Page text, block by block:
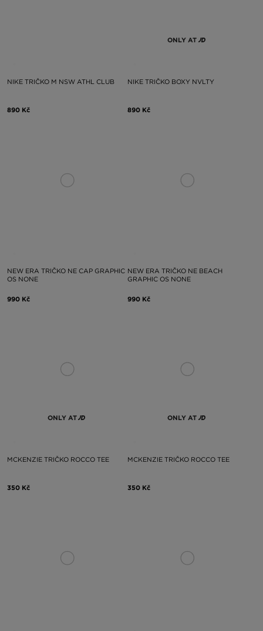
NIKE TRIČKO M NSW ATHL CLUB
890 Kč
ONLY AT
NIKE TRIČKO BOXY NVLTY
890 Kč
NEW ERA TRIČKO NE CAP GRAPHIC
OS NONE
990 Kč
NEW ERA TRIČKO NE BEACH
GRAPHIC OS NONE
990 Kč
ONLY AT
MCKENZIE TRIČKO ROCCO TEE
350 Kč
ONLY AT
MCKENZIE TRIČKO ROCCO TEE
350 Kč